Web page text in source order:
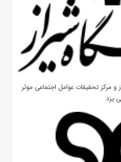
و مرکز تحقیقات عوامل اجتماعی موثر
یزد